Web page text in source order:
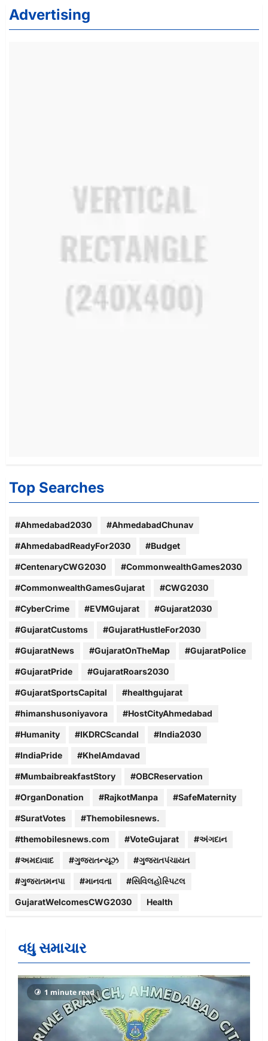
Advertising
Top Searches
#Ahmedabad2030 #AhmedabadChunav
#AhmedabadReadyFor2030 #Budget
#CentenaryCWG2030 #CommonwealthGames2030
#CommonwealthGamesGujarat #CWG2030
#CyberCrime #EVMGujarat #Gujarat2030
#GujaratCustoms #GujaratHustleFor2030
#GujaratNews #GujaratOnTheMap #GujaratPolice
#GujaratPride #GujaratRoars2030
#GujaratSportsCapital #healthgujarat
#himanshusoniyavora #HostCityAhmedabad
#Humanity #IKDRCScandal #India2030
#IndiaPride #KhelAmdavad
#MumbaibreakfastStory #OBCReservation
#OrganDonation #RajkotManpa #SafeMaternity
#SuratVotes #Themobilesnews.
#themobilesnews.com #VoteGujarat #અંગદાન
#અમદાવાદ #ગુજરાતન્યૂઝ #ગુજરાતપંચાયત
#ગુજરાતમનપા #માનવતા #સિવિલહોસ્પિટલ
GujaratWelcomesCWG2030 Health
વધુ સમાચાર
1 minute read